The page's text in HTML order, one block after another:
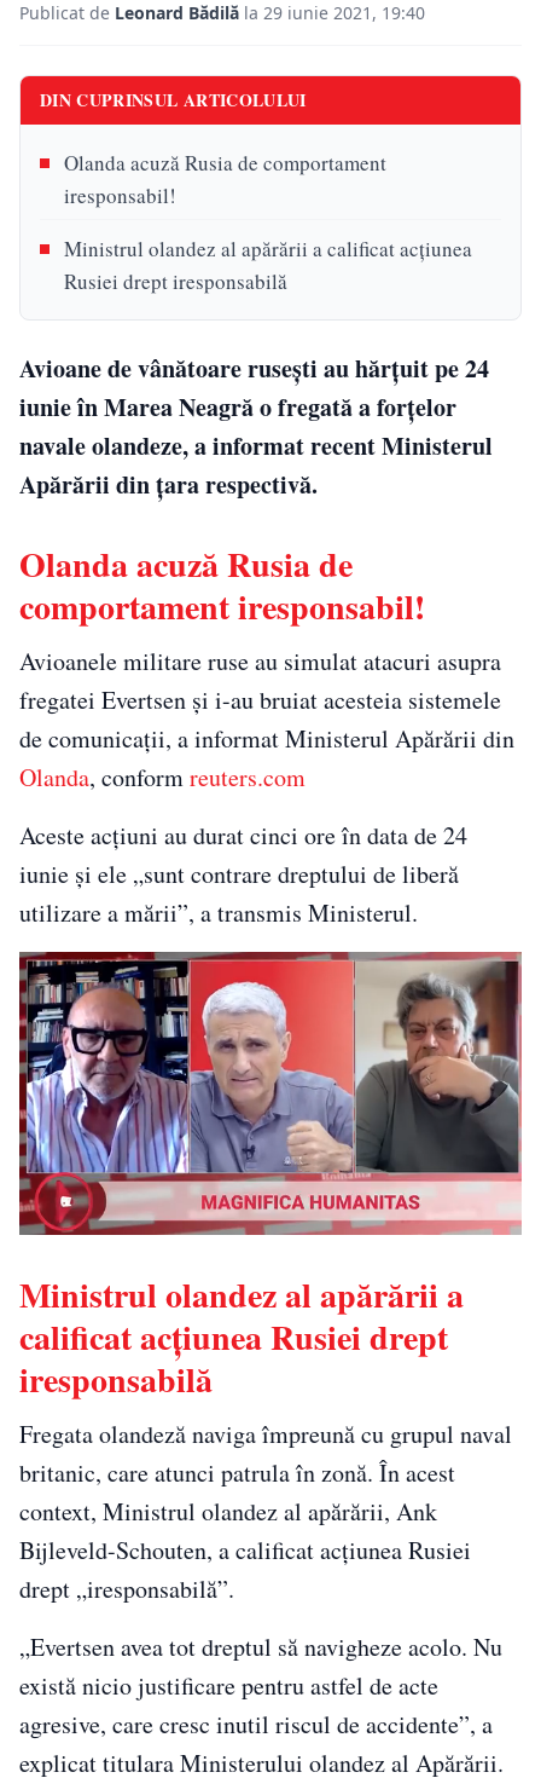
Publicat de Leonard Bădilă la 29 iunie 2021, 19:40
DIN CUPRINSUL ARTICOLULUI
Olanda acuză Rusia de comportament
iresponsabil!
Ministrul olandez al apărării a calificat acţiunea
Rusiei drept iresponsabilă
Avioane de vânătoare ruseşti au hărţuit pe 24
iunie în Marea Neagră o fregată a forţelor
navale olandeze, a informat recent Ministerul
Apărării din țara respectivă.
Olanda acuză Rusia de
comportament iresponsabil!
Avioanele militare ruse au simulat atacuri asupra
fregatei Evertsen şi i-au bruiat acesteia sistemele
de comunicaţii, a informat Ministerul Apărării din
Olanda, conformreuters.com
Aceste acţiuni au durat cinci ore în data de 24
iunie şi ele „sunt contrare dreptului de liberă
utilizare a mării”, a transmis Ministerul.
Ministrul olandez al apărării a
calificat acţiunea Rusiei drept
iresponsabilă
Fregata olandeză naviga împreună cu grupul naval
britanic, care atunci patrula în zonă. În acest
context, Ministrul olandez al apărării, Ank
Bijleveld-Schouten, a calificat acţiunea Rusiei
drept „iresponsabilă”.
„Evertsen avea tot dreptul să navigheze acolo. Nu
există nicio justificare pentru astfel de acte
agresive, care cresc inutil riscul de accidente”, a
explicat titulara Ministerului olandez al Apărării.